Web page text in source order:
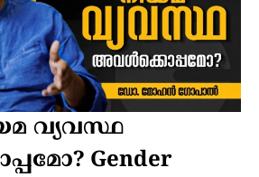
വ്യവസ്ഥ
Gender